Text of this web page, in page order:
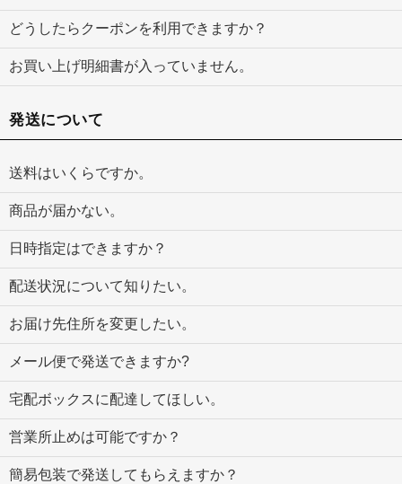
どうしたらクーポンを利用できますか？
お買い上げ明細書が入っていません。
発送について
送料はいくらですか。
商品が届かない。
日時指定はできますか？
配送状況について知りたい。
お届け先住所を変更したい。
メール便で発送できますか?
宅配ボックスに配達してほしい。
営業所止めは可能ですか？
簡易包装で発送してもらえますか？